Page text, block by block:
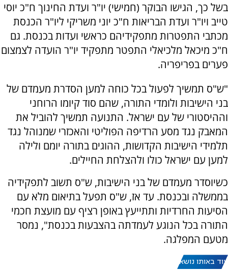
בשל כך, הגישו הבוקר (חמישי) יו"ר ועדת החינוך ח"כ יוסי
טייב ויו"ר ועדת הבריאות ח"כ יוני משריקי ליו"ר הכנסת
מכתבי התפטרות מתפקידיהם כראשי ועדות בכנסת. גם
ח"כ מיכאל מלכיאלי התפטר מתפקיד יו"ר הועדה לצמצום
פערים בפריפריה.
"ש"ס תמשיך לפעול בכל כוחה למען הסדרת מעמדם של
בני הישיבות ולומדי התורה, שהם סוד קיומו הרוחני
וההיסטורי של עם ישראל. התנועה תמשיך להוביל את
המאבק נגד מסע הרדיפה הפוליטי והאכזרי שמנוהל נגד
תלמידי הישיבות הקדושות, ההוגים בתורה יומם ולילה
למען עם ישראל כולו ולהצלחת החיילים.
כשיוסדר מעמדם של בני הישיבות, ש"ס תשוב לתפקידיה
בממשלה ובכנסת. עד אז, ש"ס תפעל בתיאום מלא עם
הסיעות החרדיות ותתייעץ באופן רציף עם מועצת חכמי
התורה בכל הנוגע לעמדתה בהצבעות בכנסת", נמסר
מטעם המפלגה.
עוד באותו נושא: